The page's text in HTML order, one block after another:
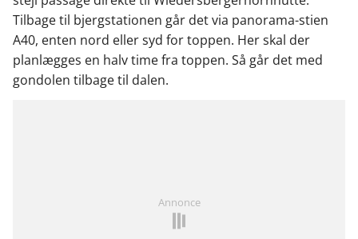
Tilbage til bjergstationen går det via panorama-stien
A40, enten nord eller syd for toppen. Her skal der
planlægges en halv time fra toppen. Så går det med
gondolen tilbage til dalen.
Annonce